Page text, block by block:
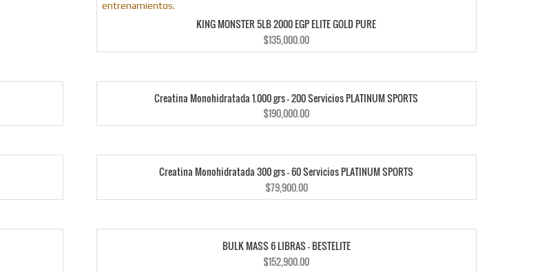
KING MONSTER 5LB 2000 EGP ELITE GOLD PURE
$135,000.00
Creatina Monohidratada 1.000 grs – 200 Servicios PLATINUM SPORTS
$190,000.00
Creatina Monohidratada 300 grs – 60 Servicios PLATINUM SPORTS
$79,900.00
BULK MASS 6 LIBRAS – BESTELITE
$152,900.00